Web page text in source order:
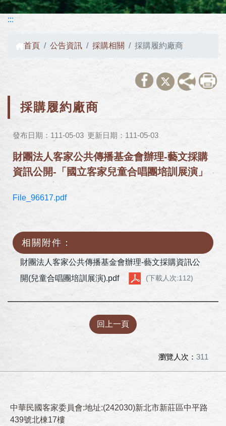
:::
首頁 公告資訊 採購相關 採購履約廠商
採購履約廠商
發布日期：111-05-03 更新日期：111-05-03
財團法人客家公共傳播基金會辦理-藝文採購
資訊公開-「國立客家兒童合唱團培訓展演」
File_96617.pdf
相關附件：
財團法人客家公共傳播基金會辦理-藝文採購資訊公
開(兒童合唱團培訓展演).pdf
(下載人次:112)
回上一頁
瀏覽人次： 311
中華民國客家委員會:地址:(242030)新北市新莊區中平路
439號北棟17樓